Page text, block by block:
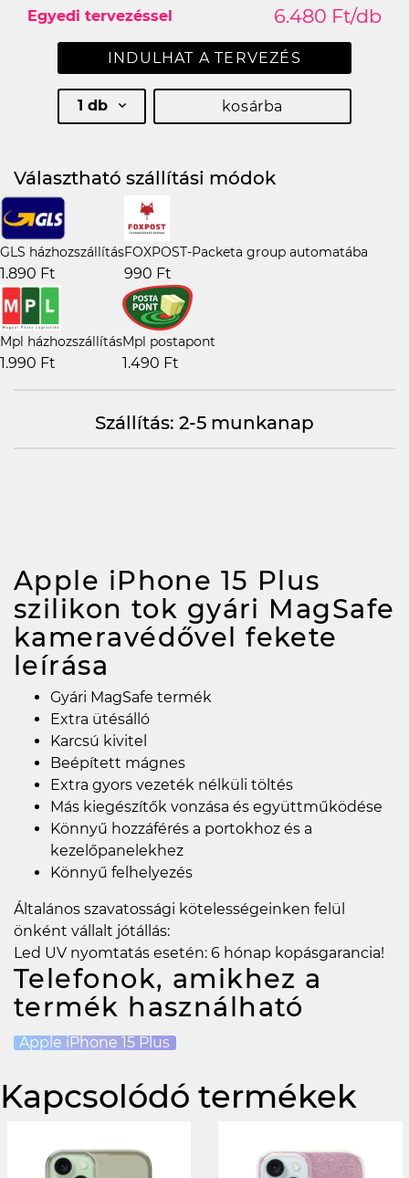
Egyedi tervezéssel 6.480 Ft/db
INDULHAT A TERVEZÉS
1 db kosárba
Választható szállítási módok
GLS házhozszállítás
1.890 Ft
FOXPOST-Packeta group automatába
990 Ft
Mpl házhozszállítás
1.990 Ft
Mpl postapont
1.490 Ft
Szállítás: 2-5 munkanap
Apple iPhone 15 Plus
szilikon tok gyári MagSafe
kameravédővel fekete
leírása
Gyári MagSafe termék
Extra ütésálló
Karcsú kivitel
Beépített mágnes
Extra gyors vezeték nélküli töltés
Más kiegészítők vonzása és együttműködése
Könnyű hozzáférés a portokhoz és a
kezelőpanelekhez
Könnyű felhelyezés
Általános szavatossági kötelességeinken felül
önként vállalt jótállás:
Led UV nyomtatás esetén: 6 hónap kopásgarancia!
Telefonok, amikhez a
termék használható
Apple iPhone 15 Plus
Kapcsolódó termékek